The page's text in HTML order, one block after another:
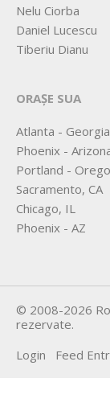
Nelu Ciorba
Daniel Lucescu
Tiberiu Dianu
ORAȘE SUA
Atlanta - Georgia
Phoenix -
Portland -
Sacramento, CA
Chicago, IL
Phoenix - AZ
© 2008-2026
rezervate.
Login
Feed